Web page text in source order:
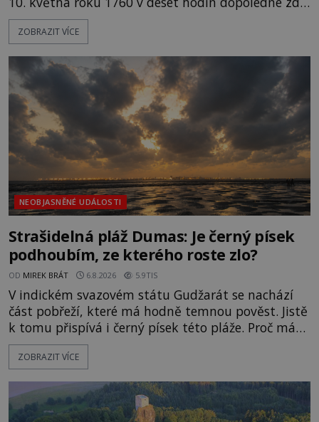
dojde k vůbec prvnímu historicky doloženému
přeletu UFO. Podle záznamů vyzařuje takové
jen o nějaký optický klam, nebo se zde skutečně
právě vznáší mimozemská loď
ZOBRAZIT VÍCE
NEOBJASNĚNÉ UDÁLOSTI
Strašidelná pláž Dumas: Je černý písek
podhoubím, ze kterého roste zlo?
OD MIREK BRÁT 6.8.2026 5.9TIS
V indickém svazovém státu Gudžarát se nachází
část pobřeží, které má hodně temnou pověst. Jistě
k tomu přispívá i černý písek této pláže. Proč má
pláž takové netypické zbarvení? Nakolik jsou
pravdivé historky, že zde došlo k nevysvětlitelným
následovat. Vstupujeme na pláž Dumas ve městě
Surat. Gu
ZOBRAZIT VÍCE